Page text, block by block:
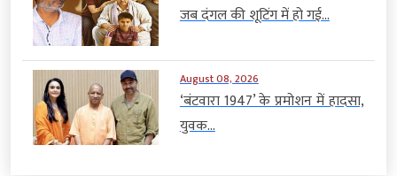
जब दंगल की शूटिंग में हो गई...
August 08, 2026
‘बंटवारा 1947’ के प्रमोशन में हादसा,
युवक...